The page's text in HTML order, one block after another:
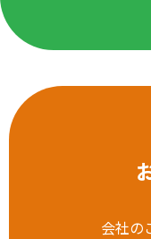
会社の